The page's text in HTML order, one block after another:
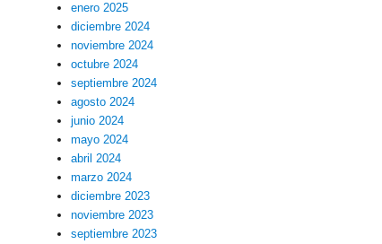
enero 2025
diciembre 2024
noviembre 2024
octubre 2024
septiembre 2024
agosto 2024
junio 2024
mayo 2024
abril 2024
marzo 2024
diciembre 2023
noviembre 2023
septiembre 2023